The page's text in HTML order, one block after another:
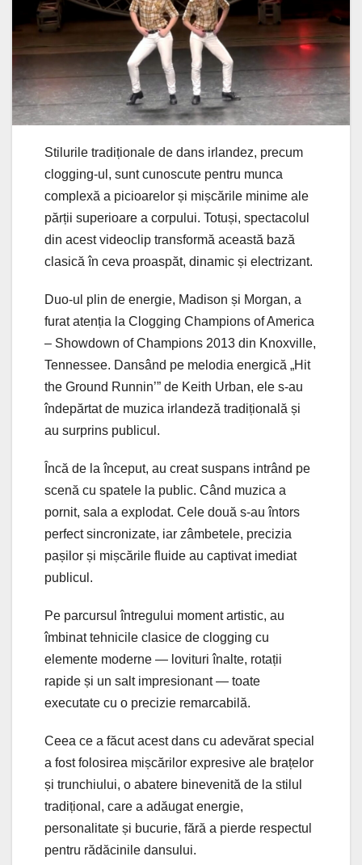
Stilurile tradiționale de dans irlandez, precum
clogging-ul, sunt cunoscute pentru munca
complexă a picioarelor și mișcările minime ale
părții superioare a corpului. Totuși, spectacolul
din acest videoclip transformă această bază
clasică în ceva proaspăt, dinamic și electrizant.
Duo-ul plin de energie, Madison și Morgan, a
furat atenția la Clogging Champions of America
– Showdown of Champions 2013 din Knoxville,
Tennessee. Dansând pe melodia energică „Hit
the Ground Runnin’” de Keith Urban, ele s-au
îndepărtat de muzica irlandeză tradițională și
au surprins publicul.
Încă de la început, au creat suspans intrând pe
scenă cu spatele la public. Când muzica a
pornit, sala a explodat. Cele două s-au întors
perfect sincronizate, iar zâmbetele, precizia
pașilor și mișcările fluide au captivat imediat
publicul.
Pe parcursul întregului moment artistic, au
îmbinat tehnicile clasice de clogging cu
elemente moderne — lovituri înalte, rotații
rapide și un salt impresionant — toate
executate cu o precizie remarcabilă.
Ceea ce a făcut acest dans cu adevărat special
a fost folosirea mișcărilor expresive ale brațelor
și trunchiului, o abatere binevenită de la stilul
tradițional, care a adăugat energie,
personalitate și bucurie, fără a pierde respectul
pentru rădăcinile dansului.